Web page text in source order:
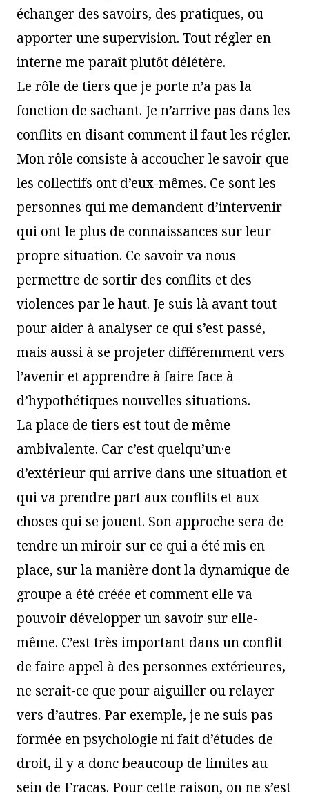
échanger des savoirs, des pratiques, ou
apporter une supervision. Tout régler en
interne me paraît plutôt délétère.
Le rôle de tiers que je porte n’a pas la
fonction de sachant. Je n’arrive pas dans les
conflits en disant comment il faut les régler.
Mon rôle consiste à accoucher le savoir que
les collectifs ont d’eux-mêmes. Ce sont les
personnes qui me demandent d’intervenir
qui ont le plus de connaissances sur leur
propre situation. Ce savoir va nous
permettre de sortir des conflits et des
violences par le haut. Je suis là avant tout
pour aider à analyser ce qui s’est passé,
mais aussi à se projeter différemment vers
l’avenir et apprendre à faire face à
d’hypothétiques nouvelles situations.
La place de tiers est tout de même
ambivalente. Car c’est quelqu’un·e
d’extérieur qui arrive dans une situation et
qui va prendre part aux conflits et aux
choses qui se jouent. Son approche sera de
tendre un miroir sur ce qui a été mis en
place, sur la manière dont la dynamique de
groupe a été créée et comment elle va
pouvoir développer un savoir sur elle-
même. C’est très important dans un conflit
de faire appel à des personnes extérieures,
ne serait-ce que pour aiguiller ou relayer
vers d’autres. Par exemple, je ne suis pas
formée en psychologie ni fait d’études de
droit, il y a donc beaucoup de limites au
sein de Fracas. Pour cette raison, on ne s’est